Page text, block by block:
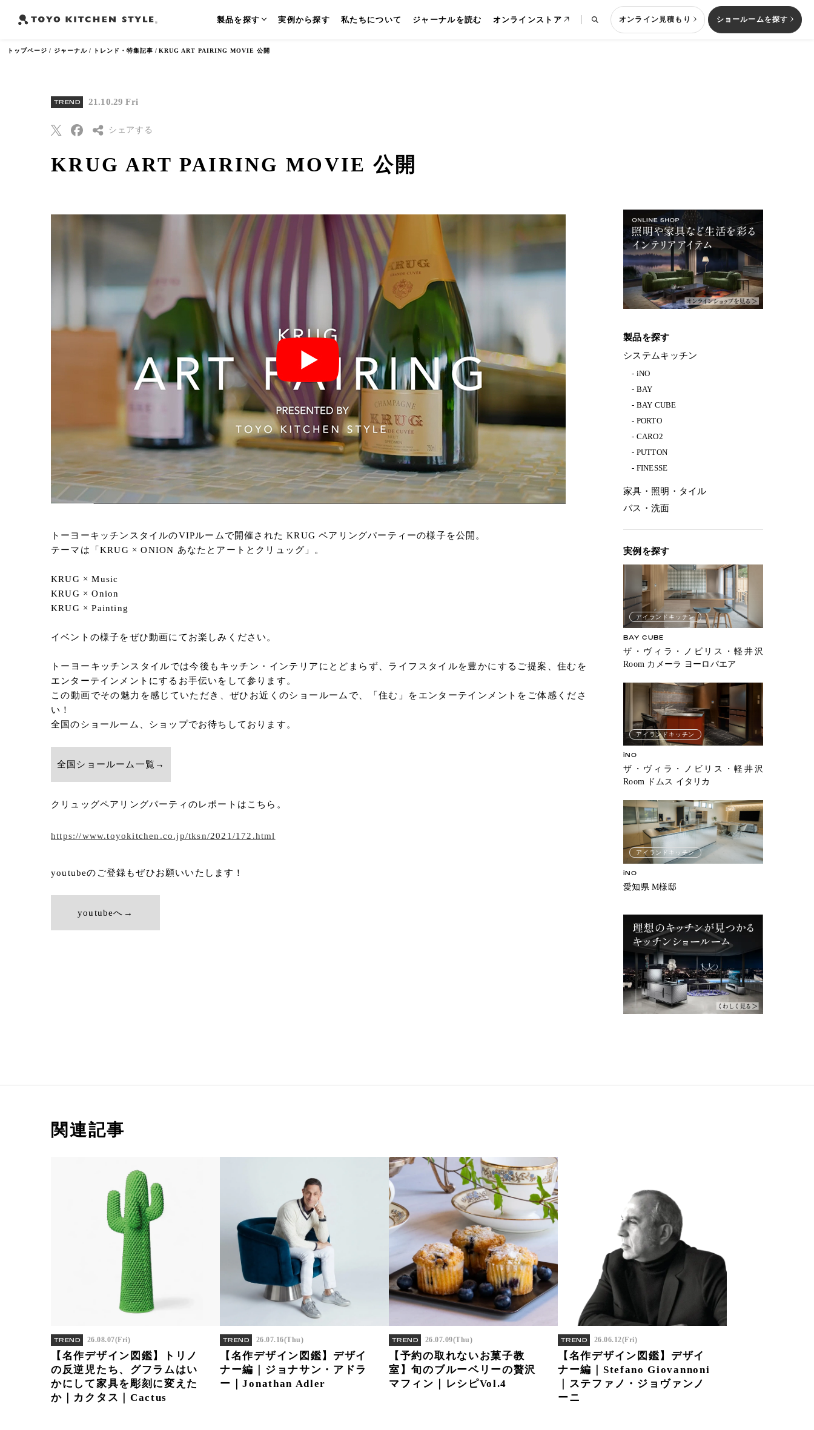
よく検索されるワード
オープンキッチン アイランドキッチン
製品を探す 実例から探す 私たちについて ジャーナルを読む オンラインストア オンライン見積もり ショールームを探す
トップページ ジャーナル トレンド・特集記事 KRUG ART PAIRING MOVIE 公開
TREND 21.10.29 Fri
シェアする
Threads
ク
KRUG ART PAIRING MOVIE 公開
トーヨーキッチンスタイルのVIPルームで開催された KRUG ペアリングパーティーの様子を公開。
テーマは「KRUG × ONION あなたとアートとクリュッグ」。
KRUG × Music
KRUG × Onion
KRUG × Painting
イベントの様子をぜひ動画にてお楽しみください。
トーヨーキッチンスタイルでは今後もキッチン・インテリアにとどまらず、ライフスタイルを豊かにするご提案、住むを
エンターテインメントにするお手伝いをして参ります。
この動画でその魅力を感じていただき、ぜひお近くのショールームで、「住む」をエンターテインメントをご体感くださ
い！
全国のショールーム、ショップでお待ちしております。
全国ショールーム一覧→
クリュッグペアリングパーティのレポートはこちら。
https://www.toyokitchen.co.jp/tksn/2021/172.html
youtubeのご登録もぜひお願いいたします！
youtubeへ→
製品を探す
システムキッチン
iNO
BAY
BAY CUBE
PORTO
CARO2
PUTTON
FINESSE
家具・照明・タイル
バス・洗面
実例を探す
アイランドキッチン
BAY CUBE
ザ・ヴィラ・ノビリス・軽井沢
Room カメーラ ヨーロパエア
アイランドキッチン
iNO
ザ・ヴィラ・ノビリス・軽井沢
Room ドムス イタリカ
アイランドキッチン
iNO
愛知県 M様邸
関連記事
TREND 26.08.07(Fri)
【名作デザイン図鑑】トリノ
の反逆児たち、グフラムはい
かにして家具を彫刻に変えた
か｜カクタス｜Cactus
TREND 26.07.16(Thu)
【名作デザイン図鑑】デザイ
ナー編｜ジョナサン・アドラ
ー｜Jonathan Adler
TREND 26.07.09(Thu)
【予約の取れないお菓子教
室】旬のブルーベリーの贅沢
マフィン｜レシピVol.4
TREND 26.06.12(Fri)
【名作デザイン図鑑】デザイ
ナー編｜Stefano Giovannoni
｜ステファノ・ジョヴァンノ
ーニ